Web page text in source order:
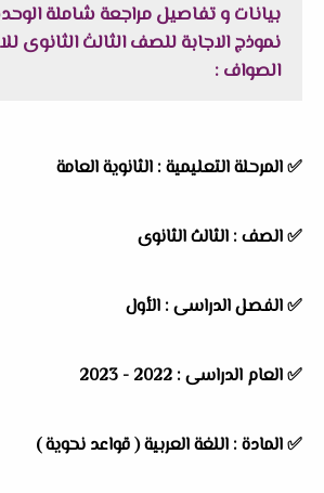
بيانات و تفاصيل مراجعة شاملة
نموذج الاجابة للصف الثالث الثانوى
الصواف :
✅ المرحلة التعليمية : الثانوية العامة
✅ الصف : الثالث الثانوى
✅ الفصل الدراسى : الأول
✅ العام الدراسى : 2022 - 2023
✅ المادة : اللغة العربية ( قواعد نحوية )